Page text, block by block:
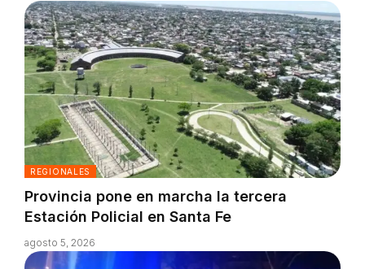
REGIONALES
Provincia pone en marcha la tercera
Estación Policial en Santa Fe
agosto 5, 2026